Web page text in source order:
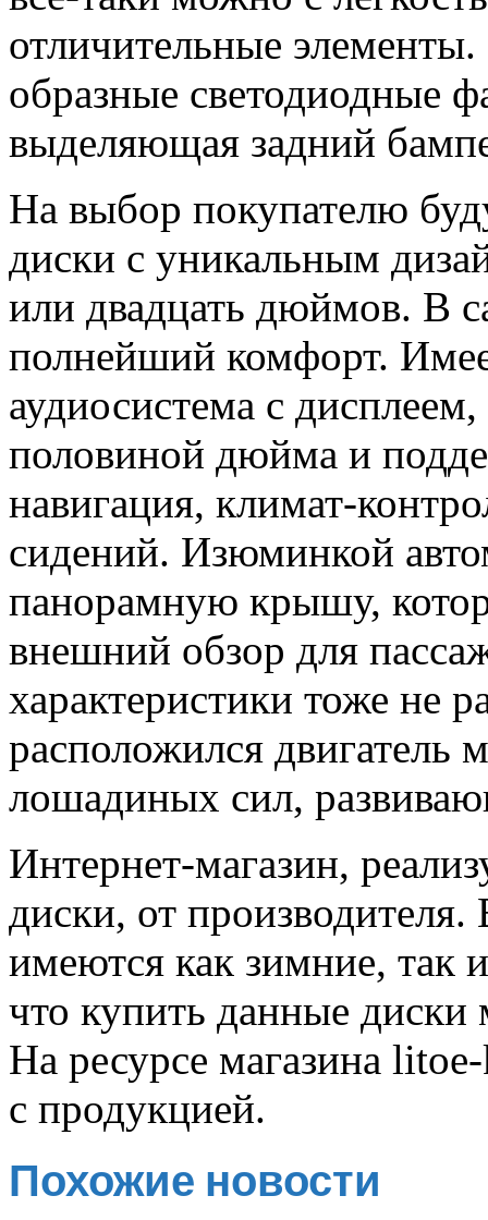
отличительные
образные светодиодные
выделяющая задний
На выбор покупателю
диски с уникальным
или двадцать дюймов. В
полнейший комфорт.
аудиосистема с
половиной дюйма и
навигация, климат-
сидений. Изюминкой
панорамную крышу,
внешний обзор для
характеристики тоже не
расположился двигатель
лошадиных сил,
Интернет-магазин,
диски, от
имеются как зимние, так
что купить данные
На ресурсе магазина
с продукцией.
Похожие новости